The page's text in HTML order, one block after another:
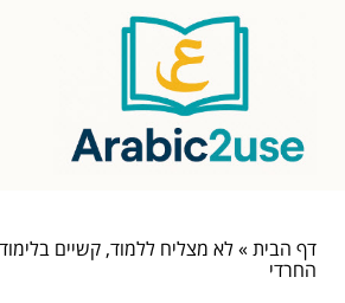
דף הבית»לא מצליח ללמוד, קשיים
החרדי